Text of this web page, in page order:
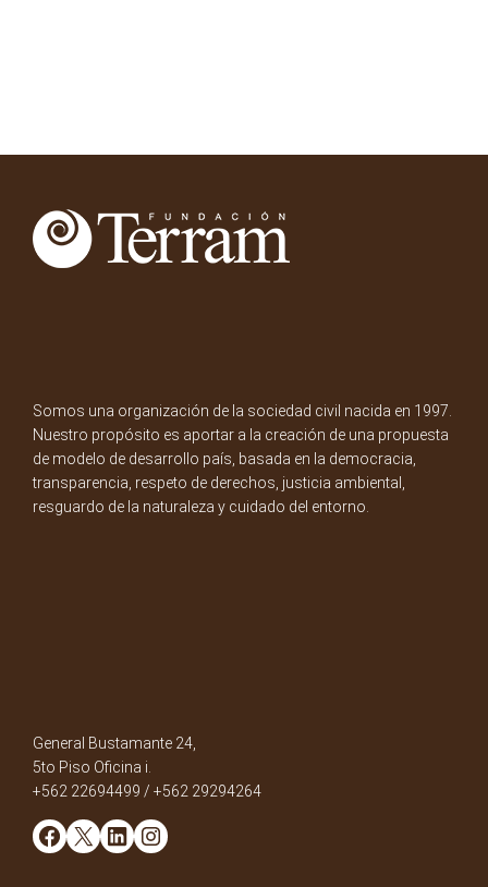
Somos una organización de la sociedad civil nacida en 1997.
Nuestro propósito es aportar a la creación de una propuesta
de modelo de desarrollo país, basada en la democracia,
transparencia, respeto de derechos, justicia ambiental,
resguardo de la naturaleza y cuidado del entorno.
General Bustamante 24,
5to Piso Oficina i.
+562 22694499 / +562 29294264